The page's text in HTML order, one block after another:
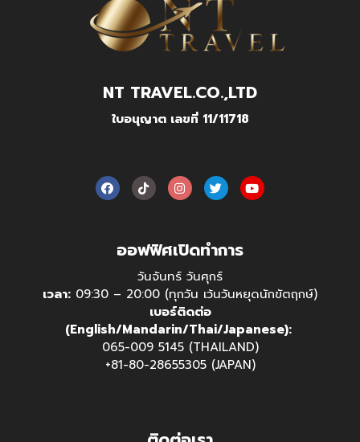
NT TRAVEL.CO.,LTD
ใบอนุญาต เลขที่ 11/11718
ออฟฟิศเปิดทำการ
วันจันทร์ วันศุกร์
เวลา: 09:30 – 20:00 (ทุกวัน เว้นวันหยุดนักขัตฤกษ์)
เบอร์ติดต่อ
(English/Mandarin/Thai/Japanese):
065-009 5145 (THAILAND)
+81-80-28655305 (JAPAN)